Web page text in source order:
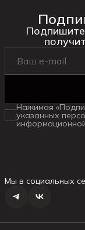
Нажимая
указанных
Мы в социальных